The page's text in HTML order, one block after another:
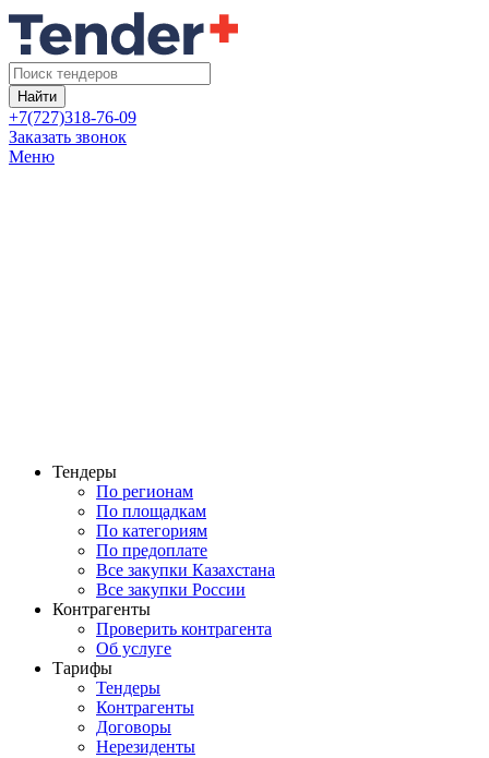
Найти
+7(727)318-76-09
Заказать звонок
Меню
Тендеры
По регионам
По площадкам
По категориям
По предоплате
Все закупки Казахстана
Все закупки России
Контрагенты
Проверить контрагента
Об услуге
Тарифы
Тендеры
Контрагенты
Договоры
Нерезиденты